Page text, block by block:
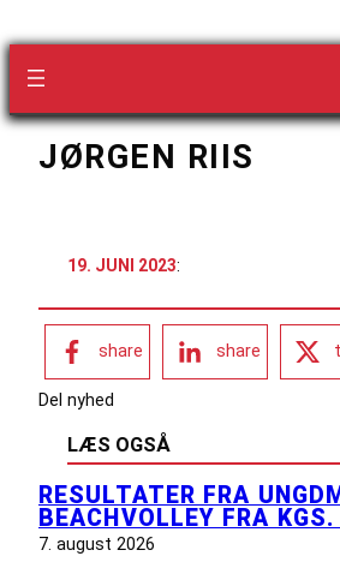
JØRGEN RIIS
19. JUNI 2023:
share share
Del nyhed
LÆS OGSÅ
RESULTATER FRA
BEACHVOLLEY FRA
7. august 2026